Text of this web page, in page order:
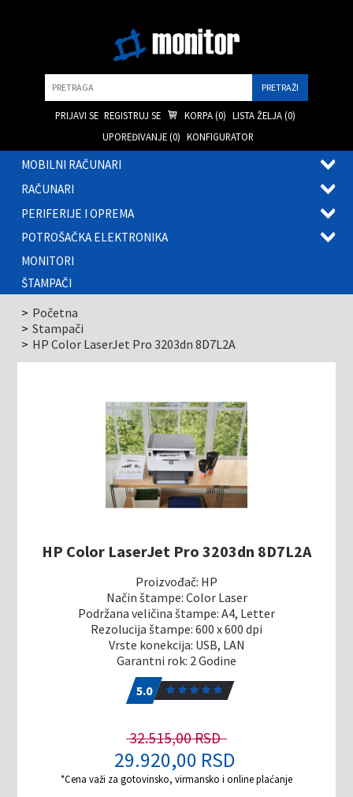
PRIJAVI SE REGISTRUJ SE KORPA (0) LISTA ŽELJA (0)
UPOREĐIVANJE (0) KONFIGURATOR
MOBILNI RAČUNARI
RAČUNARI
PERIFERIJE I OPREMA
POTROŠAČKA ELEKTRONIKA
MONITORI
ŠTAMPAČI
Početna
Stampači
HP Color LaserJet Pro 3203dn 8D7L2A
HP Color LaserJet Pro 3203dn 8D7L2A
Proizvođač: HP
Način štampe: Color Laser
Podržana veličina štampe: A4, Letter
Rezolucija štampe: 600 x 600 dpi
Vrste konekcija: USB, LAN
Garantni rok: 2 Godine
5.0
32.515,00 RSD
29.920,00 RSD
*Cena važi za gotovinsko, virmansko i online plaćanje